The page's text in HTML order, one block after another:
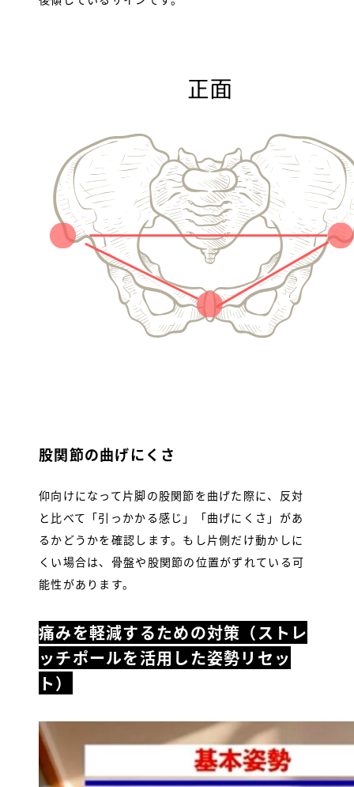
股関節の曲げにくさ
仰向けになって片脚の股関節を曲げた際に、反対
と比べて「引っかかる感じ」「曲げにくさ」があ
るかどうかを確認します。もし片側だけ動かしに
くい場合は、骨盤や股関節の位置がずれている可
能性があります。
痛みを軽減するための対策（ストレ
ッチポールを活用した姿勢リセッ
ト）